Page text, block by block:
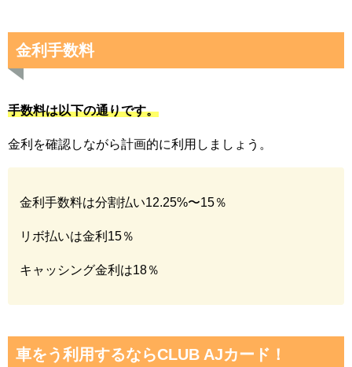
金利手数料
手数料は以下の通りです。
金利を確認しながら計画的に利用しましょう。
金利手数料は分割払い12.25%〜15％
リボ払いは金利15％
キャッシング金利は18％
車をう利用するならCLUB AJカード！